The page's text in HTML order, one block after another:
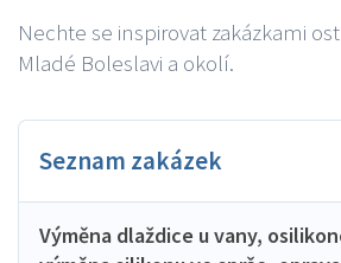
Nechte se inspirovat zakázkami
Mladé Boleslavi a okolí.
Seznam zakázek
Výměna dlaždice u vany,